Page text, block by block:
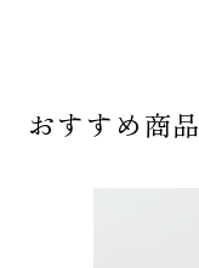
おすすめ商品